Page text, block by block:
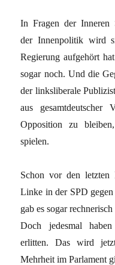
In Fragen der Inneren
der Innenpolitik wird
Regierung aufgehört
sogar noch. Und die
der linksliberale
aus gesamtdeutscher
Opposition zu
spielen.
Schon vor den
Linke in der SPD
gab es sogar
Doch jedesmal
erlitten. Das wird
Mehrheit im Parlament